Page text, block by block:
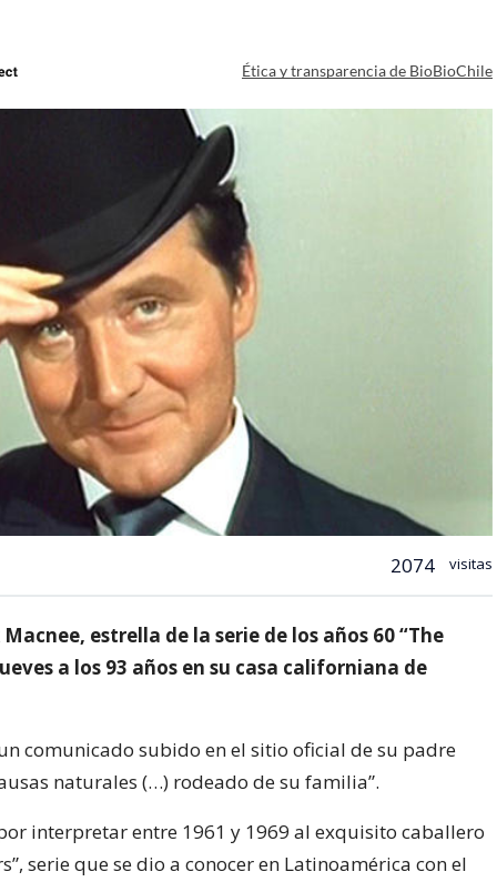
Ética y transparencia de BioBioChile
2074 visitas
estrella de la serie de los años 60 “The
a los 93 años en su casa californiana de
comunicado subido en el sitio oficial de su padre
naturales (…) rodeado de su familia”.
interpretar entre 1961 y 1969 al exquisito caballero
serie que se dio a conocer en Latinoamérica con el